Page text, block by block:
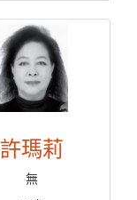
許瑪莉
無